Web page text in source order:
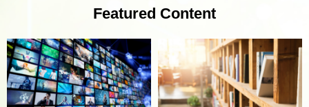
Featured Content